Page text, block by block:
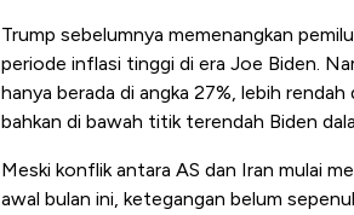
Trump sebelumnya memenangkan
periode inflasi tinggi di era Joe Biden.
hanya berada di angka 27%, lebih
bahkan di bawah titik terendah Biden
Meski konflik antara AS dan Iran mulai
awal bulan ini, ketegangan belum